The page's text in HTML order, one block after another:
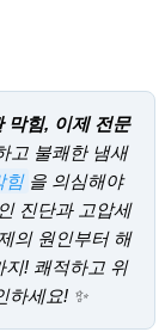
막힘, 이제 전문
고 불쾌한 냄새
힘 을 의심해야
진단과 고압세
의 원인부터 해
지! 쾌적하고 위
하세요! ✨